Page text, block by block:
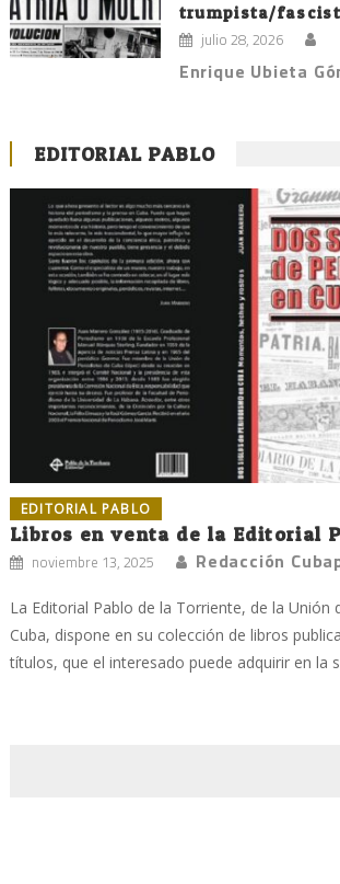
trumpista/
julio 28, 2026
Enrique Ubieta
EDITORIAL PABLO
EDITORIAL PABLO
Libros en venta de la Editorial
noviembre 13, 2025 Redacción
La Editorial Pablo de la Torriente, de la Unión
Cuba, dispone en su colección de libros
títulos, que el interesado puede adquirir en la